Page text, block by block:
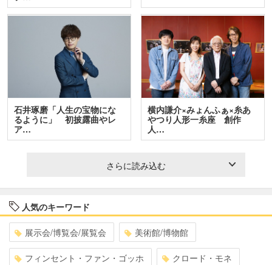
石井琢磨「人生の宝物にな
るように」 初披露曲やレ
ア…
横内謙介×みょんふぁ×糸あ
やつり人形一糸座 創作
人…
さらに読み込む
人気のキーワード
展示会/博覧会/展覧会 美術館/博物館
フィンセント・ファン・ゴッホ クロード・モネ